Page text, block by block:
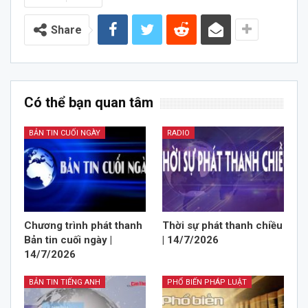
Share
Có thể bạn quan tâm
BẢN TIN CUỐI NGÀY
Chương trình phát thanh
Bản tin cuối ngày |
14/7/2026
RADIO
Thời sự phát thanh chiều
| 14/7/2026
BẢN TIN TIẾNG ANH PHỔ BIẾN PHÁP LUẬT